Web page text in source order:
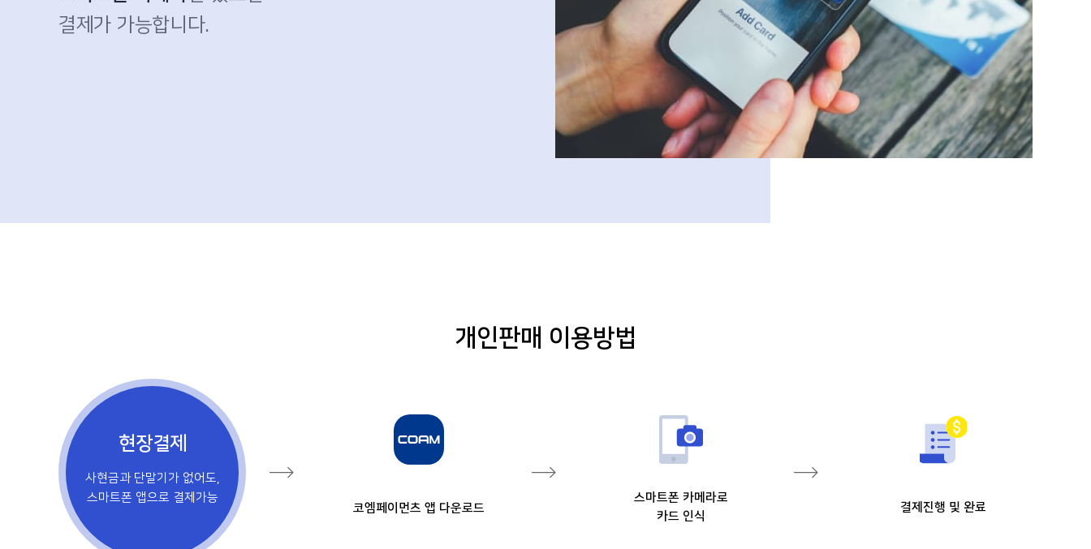
결제가 가능합니다.
개인판매 이용방법
현장결제
사현금과 단말기가 없어도,
스마트폰 앱으로 결제가능
코엠페이먼츠 앱 다운로드
스마트폰 카메라로
카드 인식
결제진행 및 완료